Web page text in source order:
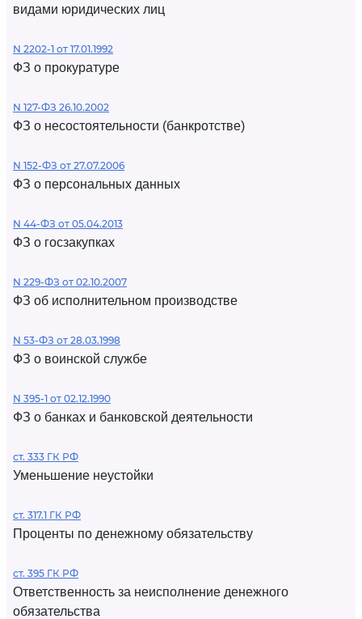
видами юридических лиц
N 2202-1 от 17.01.1992
ФЗ о прокуратуре
N 127-ФЗ 26.10.2002
ФЗ о несостоятельности (банкротстве)
N 152-ФЗ от 27.07.2006
ФЗ о персональных данных
N 44-ФЗ от 05.04.2013
ФЗ о госзакупках
N 229-ФЗ от 02.10.2007
ФЗ об исполнительном производстве
N 53-ФЗ от 28.03.1998
ФЗ о воинской службе
N 395-1 от 02.12.1990
ФЗ о банках и банковской деятельности
ст. 333 ГК РФ
Уменьшение неустойки
ст. 317.1 ГК РФ
Проценты по денежному обязательству
ст. 395 ГК РФ
Ответственность за неисполнение денежного
обязательства